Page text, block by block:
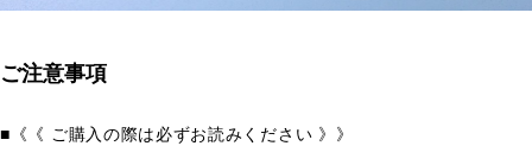
ご注意事項
■《《 ご購入の際は必ずお読みください 》》